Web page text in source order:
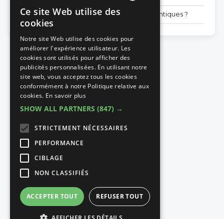
Toutes les fenêtres en PVC sont-elles identiques ?
Ce site Web utilise des
cookies
Notre site Web utilise des cookies pour
améliorer l'expérience utilisateur. Les
cookies sont utilisés pour afficher des
publicités personnalisées. En utilisant notre
site web, vous acceptez tous les cookies
conformément à notre Politique relative aux
cookies. En savoir plus
SHOW ALL PARTNERS (847) →
STRICTEMENT NÉCESSAIRES
PERFORMANCE
CIBLAGE
NON CLASSIFIÉS
ACCEPTER TOUT REFUSER TOUT